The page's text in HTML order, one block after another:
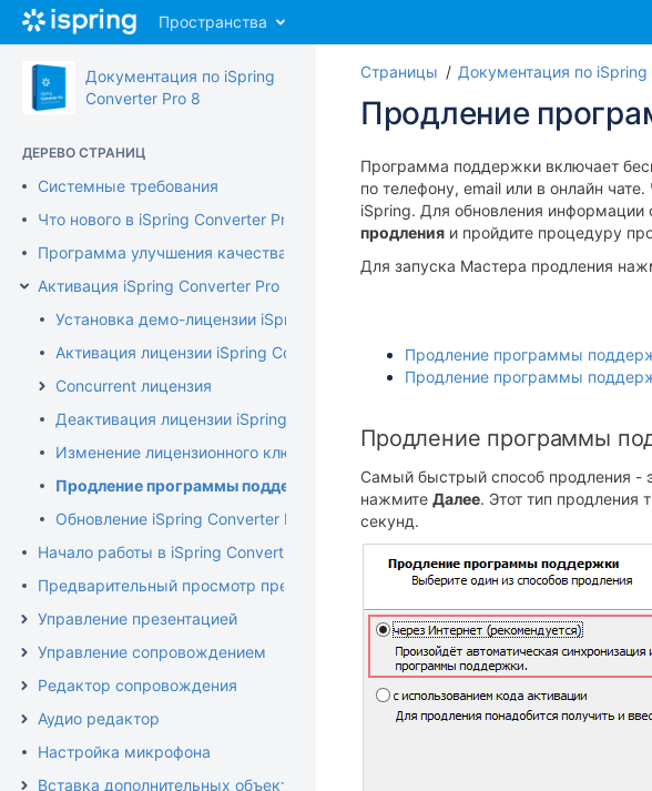
Перейти
содержимому
assistive.skiplink.to.breadcrumbs
assistive.skiplink.to.quick.search
Пространства
Документация по iSpring
Converter Pro 8
ДЕРЕВО СТРАНИЦ
Системные требования
Что нового в iSpring Converter Pro 8
Программа улучшения качества продукта
Активация iSpring Converter Pro
Установка демо-лицензии iSpring Converter Pro
Активация лицензии iSpring Converter Pro
Concurrent лицензия
Деактивация лицензии iSpring Converter Pro
Изменение лицензионного ключа или регистрационных данных
Продление программы поддержки
Обновление iSpring Converter Pro
Начало работы в iSpring Converter Pro
Предварительный просмотр презентации
Управление презентацией
Управление сопровождением
Редактор сопровождения
Аудио редактор
Настройка микрофона
Вставка дополнительных объектов
Страницы Документация по iSpring
Продление
Программа поддержки включает
по телефону, email или в онлайн чате.
iSpring. Для обновления
продления и пройдите процедуру
Для запуска Мастера продления
Продление программы
Продление программы
Продление программы
Самый быстрый способ продления -
нажмите Далее. Этот тип продления
секунд.